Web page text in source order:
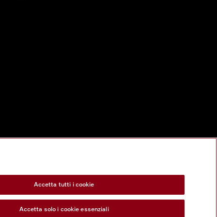
Accetta tutti i cookie
Accetta solo i cookie essenziali